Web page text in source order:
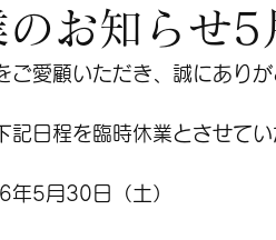
のお知らせ5
ご愛顧いただき、誠にありが
記日程を臨時休業とさせてい
5月30日（土）